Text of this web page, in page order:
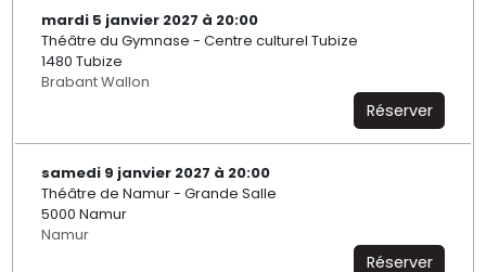
mardi 5 janvier 2027 à 20:00
Théâtre du Gymnase - Centre culturel Tubize
1480 Tubize
Brabant Wallon
Réserver
samedi 9 janvier 2027 à 20:00
Théâtre de Namur - Grande Salle
5000 Namur
Namur
Réserver